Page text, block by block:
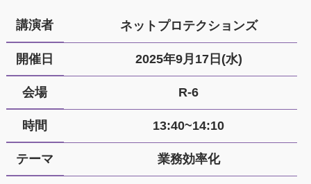
講演者 ネットプロテクションズ
開催日 2025年9月17日(水)
会場 R-6
時間 13:40~14:10
テーマ 業務効率化